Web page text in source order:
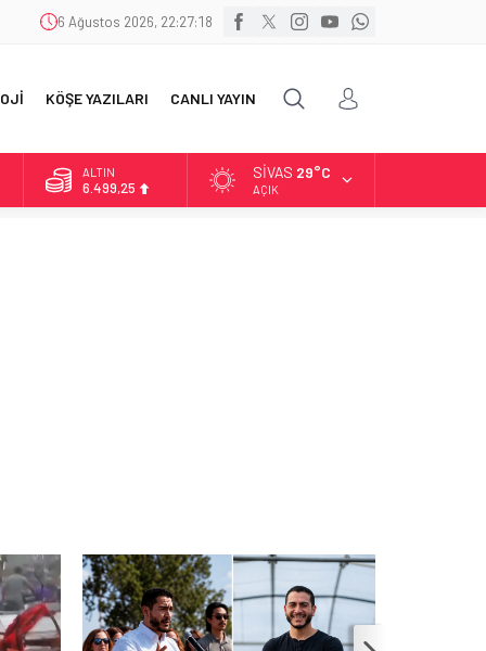
6 Ağustos 2026, 22:27:19
KÖŞE YAZILARI CANLI YAYIN
ALTIN
6.499,25
SIVAS 29°C
AÇIK